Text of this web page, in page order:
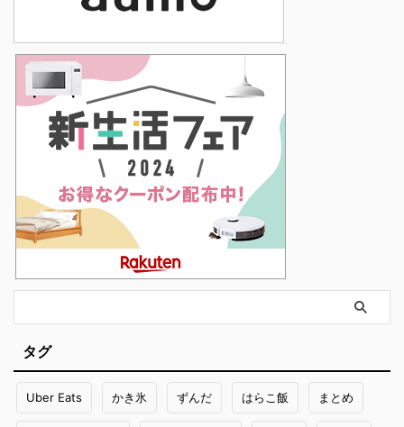
タグ
Uber Eats かき氷 ずんだ はらこ飯 まとめ